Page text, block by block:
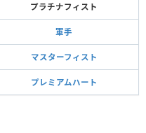
プラチナフィスト
軍手
マスターフィスト
プレミアムハート